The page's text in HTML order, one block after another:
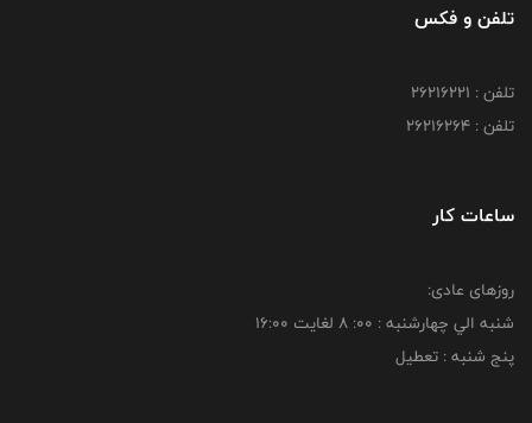
تلفن و فکس
تلفن : 26216221
تلفن : 26216264
ساعات کار
روزهای عادی:
شنبه الي چهارشنبه : 00: 8 لغايت 16:00
پنج شنبه : تعطیل